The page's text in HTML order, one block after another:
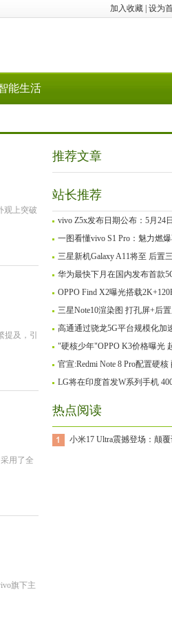
加入收藏 设为
能生活
观上突破
及，引
用了全
旗下主
推荐文章
站长推荐
vivo Z5x发布日期公布：5月24
一图看懂vivo S1 Pro：魅力燃
三星新机Galaxy A11将至 后置
华为最快下月在国内发布首款
OPPO Find X2曝光搭载
三星Note10渲染图 打孔屏+后
高通通过骁龙5G平台规模化加
"硬核少年"OPPO K3价格曝光
官宣:Redmi Note 8 Pro配置硬
LG将在印度首发W系列手机
热点阅读
小米17 Ultra震撼登场：颠